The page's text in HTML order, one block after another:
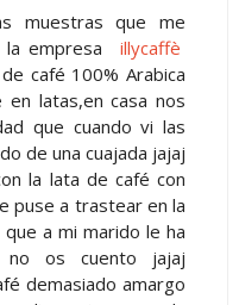
muestras que me
la empresaillycaffè
café 100% Arabica
latas,en casa nos
que cuando vi las
de una cuajada jajaj
la lata de café con
puse a trastear en la
a mi marido le ha
os cuento jajaj
demasiado amargo